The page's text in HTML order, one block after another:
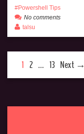
Powershell Tips
No comments
talsu
1 2 … 13 Next →